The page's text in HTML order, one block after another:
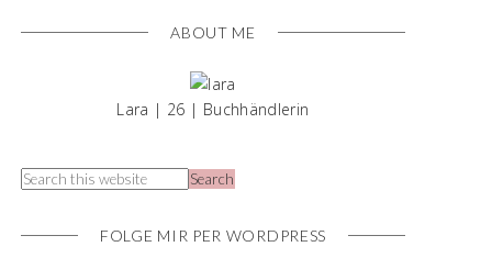
ABOUT ME
Lara | 26 | Buchhändlerin
FOLGE MIR PER WORDPRESS